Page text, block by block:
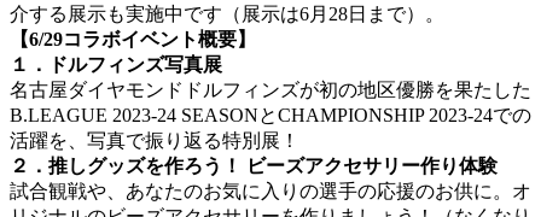
介する展示も実施中です（展示は6月28日まで）。
【6/29コラボイベント概要】
１．ドルフィンズ写真展
名古屋ダイヤモンドドルフィンズが初の地区優勝を果たした
B.LEAGUE 2023-24 SEASONとCHAMPIONSHIP 2023-24での
活躍を、写真で振り返る特別展！
２．推しグッズを作ろう！ ビーズアクセサリー作り体験
試合観戦や、あなたのお気に入りの選手の応援のお供に。オ